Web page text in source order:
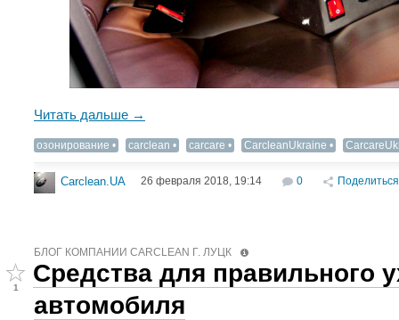
Читать дальше →
озонирование carclean carcare CarcleanUkraine
Carclean.UA 26 февраля 2018, 19:14 0 Поделиться
БЛОГ КОМПАНИИ СARCLEAN Г. ЛУЦК
1
Средства для правильного
автомобиля